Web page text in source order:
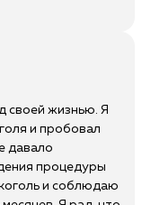
своей жизнью. Я
и пробовал
давало
процедуры
и соблюдаю